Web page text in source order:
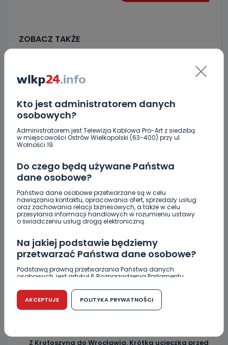
Kto jest administratorem danych
osobowych?
Administratorem jest Telewizja Kablowa Pro-Art z siedzibą
w miejscowości Ostrów Wielkopolski (63-400) przy ul.
Wolności 19.
Do czego będą używane Państwa
dane osobowe?
Państwa dane osobowe przetwarzane są w celu
nawiązania kontaktu, opracowania ofert, sprzedaży usług
oraz zachowania relacji biznesowych, a także w celu
przesyłania informacji handlowych w rozumieniu ustawy
o świadczeniu usług drogą elektroniczną.
Na jakiej podstawie będziemy
przetwarzać Państwa dane osobowe?
Podstawą prawną przetwarzania Państwa danych
osobowych, jest artykuł 6 Rozporządzenia Parlamentu
r. w sprawie ochrony osób fizycznych w związku z
przetwarzaniem danych osobowych w sprawie
swobodnego przepływu takich danych oraz uchylenia
dyrektywy 95/46/WE (RODO).
Czy jest możliwość cofnięcia zgody?
AKCEPTUJE POLITYKA PRYWATNOŚCI
ZOBACZ TAKŻE
0
Crossfit kolejny raz opanuje
„Niezwykli ludzie, niezwykłe
Jak prawidłowo kosić trawę w…
Zaginiona nastolatka. Policja czeka na
informacje
wyjaśnień. Nieoficjalnie: to kaliski urzędnik
Drugie podejście. Podpisano umowę na
Z Krotoszyna do Wrocławia. Krótka ucieczka przed